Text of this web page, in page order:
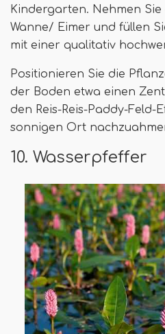
Kindergarten. Nehmen
Wanne/ Eimer und füllen
mit einer qualitativ
Positionieren Sie die
der Boden etwa einen
den Reis-Reis-Paddy-Feld-
sonnigen Ort
10. Wasserpfeffer